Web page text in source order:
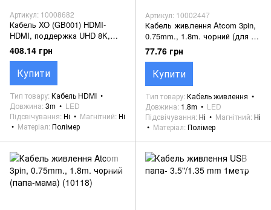
Артикул: 10008682
Кабель XO (GB001) HDMI-
HDMI, поддержка UHD 8K,
3m.
408.14 грн
Купити
Тип товару Кабель HDMI
Довжина 3m
LED
Підсвічування Ні Магнітний Ні
Матеріал Полімер
Артикул: 10002447
Кабель живлення Atcom 3pin,
0.75mm., 1.8m. чорний (для ПК
"мама") (4547)
77.76 грн
Купити
Тип товару Кабель живлення
Довжина 1.8m
LED
Підсвічування Ні Магнітний Ні
Матеріал Полімер